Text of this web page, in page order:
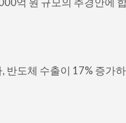
도체 수출이 17% 증가